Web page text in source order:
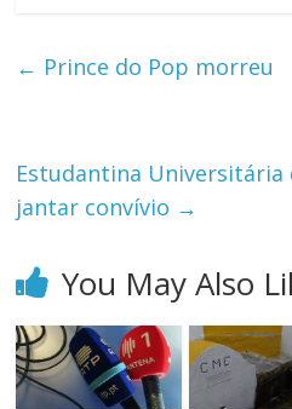
← Prince do Pop morreu
Estudantina Universitária
jantar convívio →
You May Also